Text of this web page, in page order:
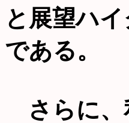
と展望ハ
である。
さらに、